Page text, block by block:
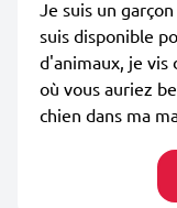
Je suis un
suis disponible
d'animaux, je vis
où vous auriez
chien dans ma